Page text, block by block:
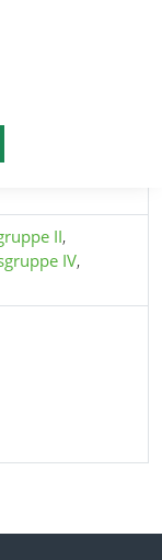
II,
IV,